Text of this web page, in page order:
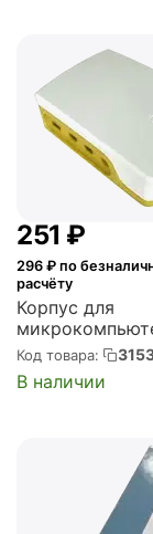
‍251‍ ₽
296 ₽ по
расчёту
Корпус для
White+Yellow
for Raspberry
Код товара:
В наличии